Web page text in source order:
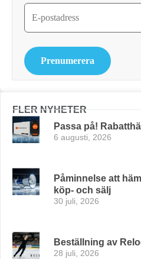
Prenumerera
FLER NYHETER
Passa på!
6 augusti, 2026
Påminnelse att
köp- och sälj
30 juli, 2026
Beställning av
28 juli, 2026